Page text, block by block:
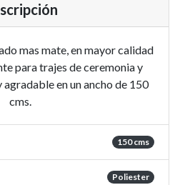
mas mate, en mayor calidad
para trajes de ceremonia y
en un ancho de 150
cms.
150 cms
Poliester